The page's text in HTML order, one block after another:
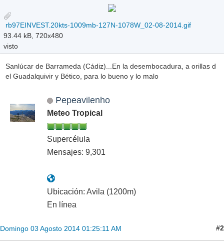
rb97EINVEST.20kts-1009mb-127N-1078W_02-08-2014.gif
93.44 kB, 720x480
visto
Sanlúcar de Barrameda (Cádiz)...En la desembocadura, a orillas d
el Guadalquivir y Bético, para lo bueno y lo malo
Pepeavilenho
Meteo Tropical
Supercélula
Mensajes: 9,301
Ubicación: Avila (1200m)
En línea
Domingo 03 Agosto 2014 01:25:11 AM #2